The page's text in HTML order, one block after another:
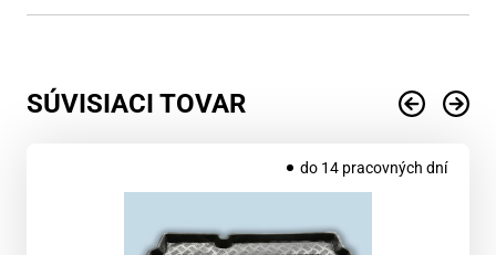
SÚVISIACI TOVAR
do 14 pracovných dní